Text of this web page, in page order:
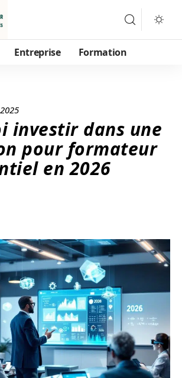
Entreprise Formation
investir dans une
pour formateur
en 2026